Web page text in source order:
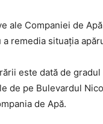
ale Companiei de
remedia situația
este dată de
de pe Bulevardul
de Apă.